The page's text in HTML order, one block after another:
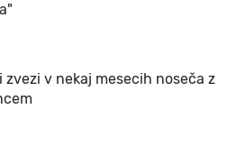
zvezi v nekaj mesecih noseča z